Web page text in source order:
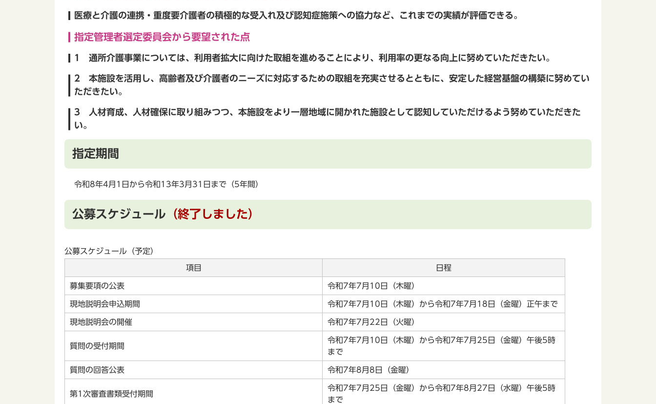
医療と介護の連携・重度要介護者の積極的な受入れ及び認知症施策への協力など、これまでの実績が評価できる。
指定管理者選定委員会から要望された点
1 通所介護事業については、利用者拡大に向けた取組を進めることにより、利用率の更なる向上に努めていただきたい。
2 本施設を活用し、高齢者及び介護者のニーズに対応するための取組を充実させるとともに、安定した経営基盤の構築に努めてい
ただきたい。
3 人材育成、人材確保に取り組みつつ、本施設をより一層地域に開かれた施設として認知していただけるよう努めていただきた
い。
指定期間
令和8年4月1日から令和13年3月31日まで（5年間）
公募スケジュール （終了しました）
公募スケジュール（予定）
項目 日程
募集要項の公表 令和7年7月10日（木曜）
現地説明会申込期間 令和7年7月10日（木曜）から令和7年7月18日（金曜）正午まで
現地説明会の開催 令和7年7月22日（火曜）
質問の受付期間
令和7年7月10日（木曜）から令和7年7月25日（金曜）午後5時
まで
質問の回答公表 令和7年8月8日（金曜）
第1次審査書類受付期間
令和7年7月25日（金曜）から令和7年8月27日（水曜）午後5時
まで